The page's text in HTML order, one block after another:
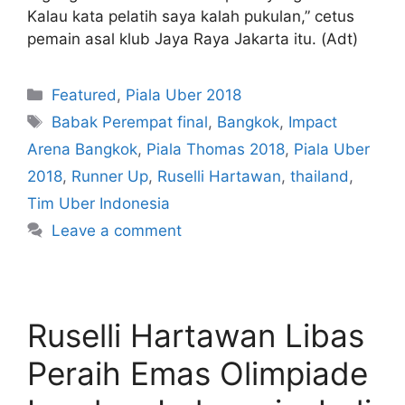
Kalau kata pelatih saya kalah pukulan,” cetus
pemain asal klub Jaya Raya Jakarta itu. (Adt)
Featured, Piala Uber 2018
Babak Perempat final, Bangkok, Impact
Arena Bangkok, Piala Thomas 2018, Piala Uber
2018, Runner Up, Ruselli Hartawan, thailand,
Tim Uber Indonesia
Leave a comment
Ruselli Hartawan Libas
Peraih Emas Olimpiade